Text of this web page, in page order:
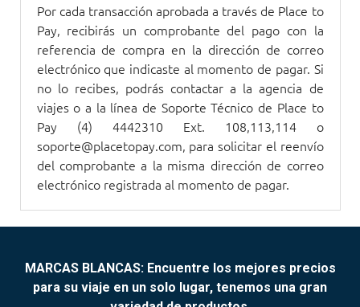
Por cada transacción aprobada a través de Place to
Pay, recibirás un comprobante del pago con la
referencia de compra en la dirección de correo
electrónico que indicaste al momento de pagar. Si
no lo recibes, podrás contactar a la agencia de
viajes o a la línea de Soporte Técnico de Place to
Pay (4) 4442310 Ext. 108,113,114 o
soporte@placetopay.com, para solicitar el reenvío
del comprobante a la misma dirección de correo
electrónico registrada al momento de pagar.
MARCAS BLANCAS: Encuentre los mejores precios
para su viaje en un solo lugar, tenemos una gran